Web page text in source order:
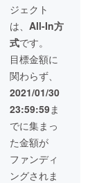
ジェクト
は、 All-In方
式です。
目標金額に
関わらず、
2021/01/30
23:59:59ま
でに集まっ
た金額が
ファンディ
ングされま